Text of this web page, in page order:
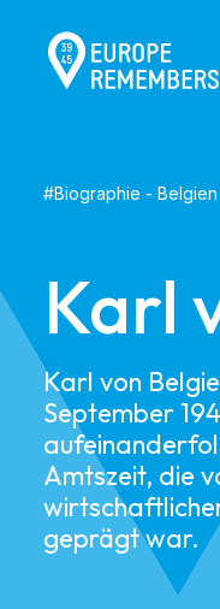
#Biographie - Belgien
Karl
Karl von
September
Amtszeit, die
geprägt war.